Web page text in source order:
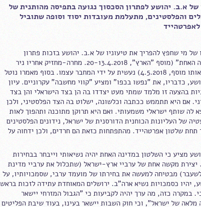
א.ב. יהושע לפתרון הסכסוך נגועה בתפיסה מהותנית של
והפלסטינים, מתעלמת מעובדות יסוד וסופה שתוביל
של מי שחפץ להפריך את טיעוניו של א.ב. יהושע בזכות פתרון
"המדינה האחת" (מוסף "הארץ", 20-13.4.2018. מחרה-מחזיק אחריו ניר
ברעם באותו מוסף, 4.5.2018) נעשית על ידי המחבר עצמו. בסוף מאמרו נוטל
כדבריו, את "נפשו בכפו" ומציע "קווי מחשבה" עקרוניים. עיון
בהצעה זו מלמד שמתי מעט יצדדו בה הן בצד הישראלי והן בצד
אם היא תתממש ככתבה וכלשונה, ישלוט בה הצד הפלסטיני, ולכן
לה שותף ישראלי משמעותי. ואם היא תרוקן מתוכנה ותהפוך לאות
של העליונות הכוחנית הדורסנית של ישראל, נידונים הפלסטינים
תחת שלטון אפרטהייד. מהתפתחות כזאת הם חרדים, ולכן ידחוה על
מציע כי השלטון במדינה האחת יהיה נשיאותי וייבחר בבחירות
יצירת מקשה אחת של ערביי ארץ-ישראל (שתכלול את ערביי מדינת
מבטיחה למעשה את בחירתו של מועמד ערבי, שסמכויותיו, על
יהיו כסמכויות נשיא ארה"ב. ירושלים המאוחדת עתידה לזכות בראש
במקרה כזה, מה ערך יהיה לקביעות כי "הגבול המזרחי יישאר
מלאה של ישראל", וכי חוק השבות יישאר בעינו, בעוד שיבת הפליטים